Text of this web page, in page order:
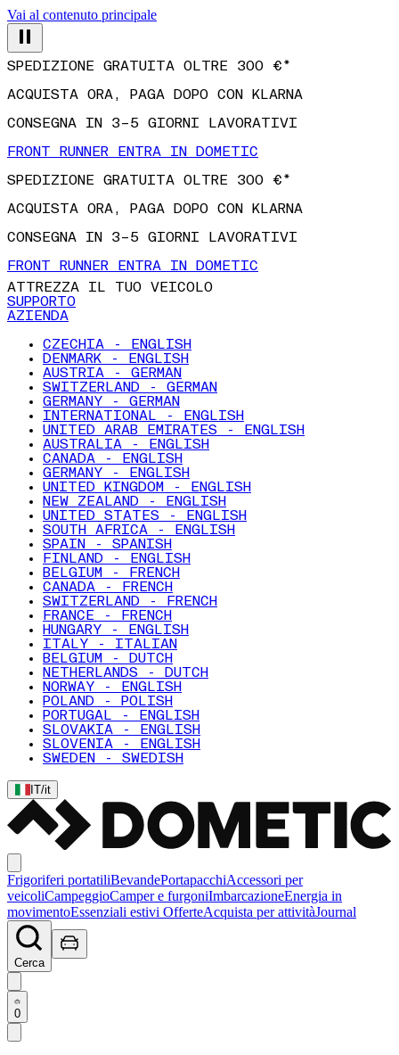
Vai al contenuto principale
SPEDIZIONE GRATUITA OLTRE 300 €*
ACQUISTA ORA, PAGA DOPO CON KLARNA
CONSEGNA IN 3–5 GIORNI LAVORATIVI
FRONT RUNNER ENTRA IN DOMETIC
SPEDIZIONE GRATUITA OLTRE 300 €*
ACQUISTA ORA, PAGA DOPO CON KLARNA
CONSEGNA IN 3–5 GIORNI LAVORATIVI
FRONT RUNNER ENTRA IN DOMETIC
ATTREZZA IL TUO VEICOLO
SUPPORTO
AZIENDA
CZECHIA - ENGLISH
DENMARK - ENGLISH
AUSTRIA - GERMAN
SWITZERLAND - GERMAN
GERMANY - GERMAN
INTERNATIONAL - ENGLISH
UNITED ARAB EMIRATES - ENGLISH
AUSTRALIA - ENGLISH
CANADA - ENGLISH
GERMANY - ENGLISH
UNITED KINGDOM - ENGLISH
NEW ZEALAND - ENGLISH
UNITED STATES - ENGLISH
SOUTH AFRICA - ENGLISH
SPAIN - SPANISH
FINLAND - ENGLISH
BELGIUM - FRENCH
CANADA - FRENCH
SWITZERLAND - FRENCH
FRANCE - FRENCH
HUNGARY - ENGLISH
ITALY - ITALIAN
BELGIUM - DUTCH
NETHERLANDS - DUTCH
NORWAY - ENGLISH
POLAND - POLISH
PORTUGAL - ENGLISH
SLOVAKIA - ENGLISH
SLOVENIA - ENGLISH
SWEDEN - SWEDISH
IT/it
Frigoriferi portatiliBevandePortapacchiAccessori per
veicoliCampeggioCamper e furgoniImbarcazioneEnergia in
movimentoEssenziali estivi OfferteAcquista per attivitàJournal
Cerca
0